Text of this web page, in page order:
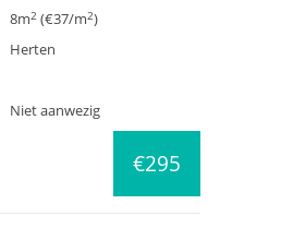
8m2 (€37/m2)
Herten
Niet aanwezig
€295